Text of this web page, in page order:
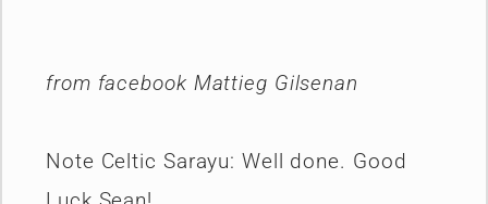
from facebook Mattieg Gilsenan
Note Celtic Sarayu: Well done. Good